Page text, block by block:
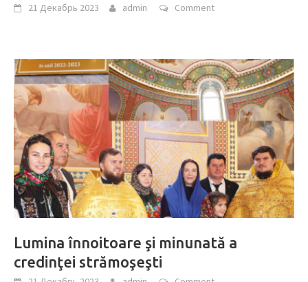
21 Декабрь 2023 admin Comment
Lumina înnoitoare şi minunată a
credinţei strămoşeşti